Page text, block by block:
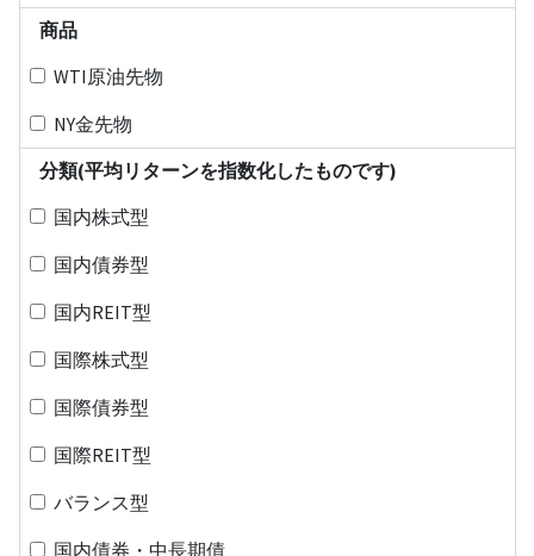
商品
WTI原油先物
NY金先物
分類(平均リターンを指数化したものです)
国内株式型
国内債券型
国内REIT型
国際株式型
国際債券型
国際REIT型
バランス型
国内債券・中長期債